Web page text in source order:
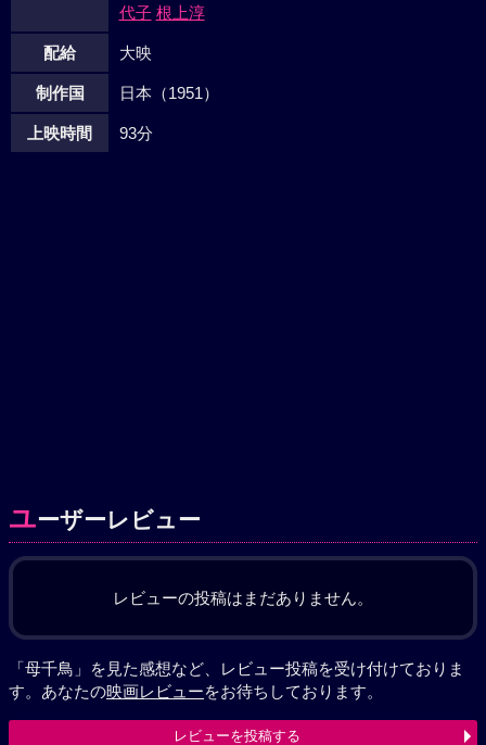
代子 根上淳
配給 大映
制作国 日本（1951）
上映時間 93分
ユーザーレビュー
レビューの投稿はまだありません。
「母千鳥」を見た感想など、レビュー投稿を受け付けておりま
す。あなたの映画レビューをお待ちしております。
レビューを投稿する